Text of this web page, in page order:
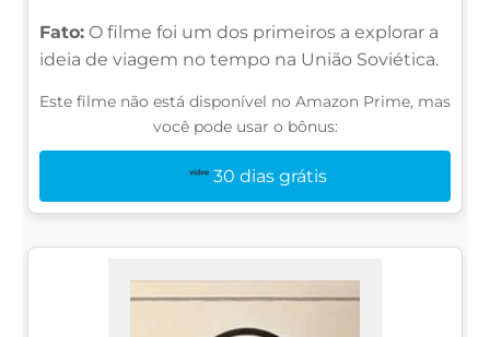
Fato: O filme foi um dos primeiros a explorar a
ideia de viagem no tempo na União Soviética.
Este filme não está disponível no Amazon Prime, mas
você pode usar o bônus:
30 dias grátis